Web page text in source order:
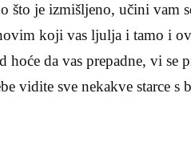
što je izmišljeno, učini vam
koji vas ljulja i tamo i
hoće da vas pre­padne, vi se
vidite sve ne­kakve starce